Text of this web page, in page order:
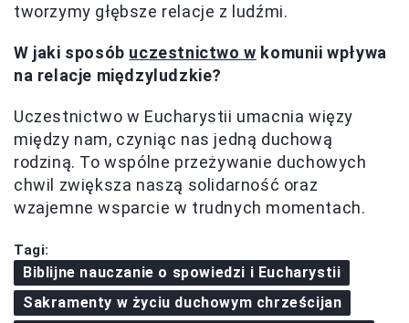
tworzymy głębsze relacje z ludźmi.
W jaki sposób uczestnictwo w komunii wpływa
na relacje międzyludzkie?
Uczestnictwo w Eucharystii umacnia więzy
między nam, czyniąc nas jedną duchową
rodziną. To wspólne przeżywanie duchowych
chwil zwiększa naszą solidarność oraz
wzajemne wsparcie w trudnych momentach.
Tagi:
Biblijne nauczanie o spowiedzi i Eucharystii
Sakramenty w życiu duchowym chrześcijan